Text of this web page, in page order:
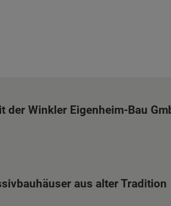
der Winkler Eigenheim-Bau
aus alter Tradition